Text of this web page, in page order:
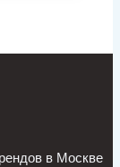
в Москве